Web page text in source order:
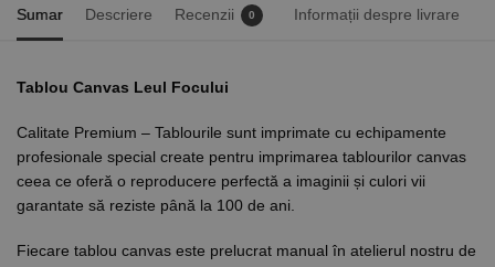
Sumar Descriere Recenzii 0 Informații despre livrare
Tablou Canvas Leul Focului
Calitate Premium – Tablourile sunt imprimate cu echipamente
profesionale special create pentru imprimarea tablourilor canvas
ceea ce oferă o reproducere perfectă a imaginii și culori vii
garantate să reziste până la 100 de ani.
Fiecare tablou canvas este prelucrat manual în atelierul nostru de